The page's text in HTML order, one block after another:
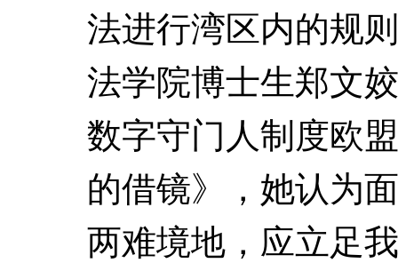
法进行湾区内的规
法学院博士生郑文
数字守门人制度欧
的借镜》，她认为
两难境地，应立足